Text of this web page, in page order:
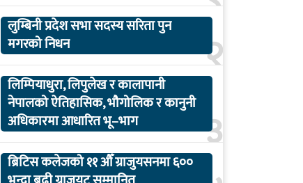
२
लुम्बिनी प्रदेश सभा सदस्य सरिता पुन
मगरको निधन
३
लिम्पियाधुरा, लिपुलेख र कालापानी
नेपालको ऐतिहासिक, भौगोलिक र कानुनी
अधिकारमा आधारित भू–भाग
ब्रिटिस कलेजको ११ औँ ग्राजुयसनमा ६००